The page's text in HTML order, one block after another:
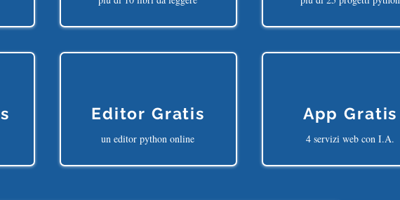
Editor Gratis
un editor python online
App Gratis
4 servizi web con I.A.